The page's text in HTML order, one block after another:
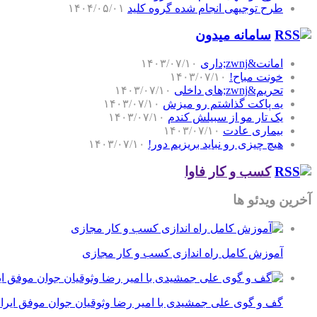
طرح توجیهی انجام شده گروه کلید ۱۴۰۴/۰۵/۰۱
سامانه میدون
امانت&zwnj;داری
۱۴۰۳/۰۷/۱۰
خونت مباح! ۱۴۰۳/۰۷/۱۰
تحریم&zwnj;های داخلی
۱۴۰۳/۰۷/۱۰
یه پاکت گذاشتم رو میزش ۱۴۰۳/۰۷/۱۰
یک تار مو از سبیلش کندم ۱۴۰۳/۰۷/۱۰
بیماری عادت ۱۴۰۳/۰۷/۱۰
هیچ چیزی رو نباید بریزیم دور! ۱۴۰۳/۰۷/۱۰
کسب و کار فاوا
آخرین ویدئو ها
آموزش کامل راه اندازی کسب و کار مجازی
گف و گوی علی جمشیدی با امیر رضا وثوقیان جوان موفق